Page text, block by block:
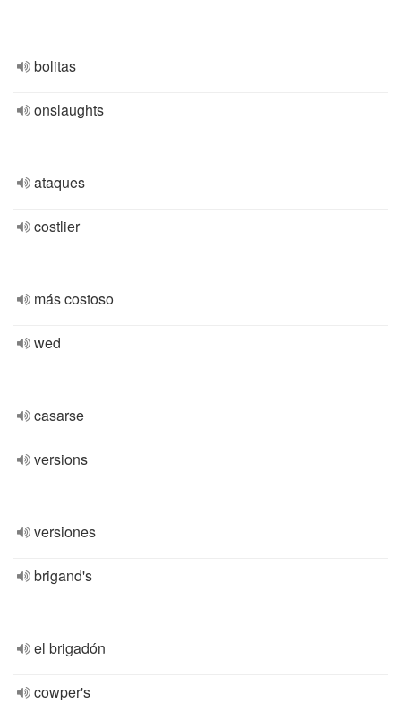
bolitas
onslaughts
ataques
costlier
más costoso
wed
casarse
versions
versiones
brigand's
el brigadón
cowper's